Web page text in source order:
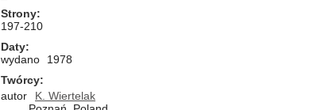
Strony
197-210
Daty
wydano
1978
Twórcy
autor
K. Wiertelak